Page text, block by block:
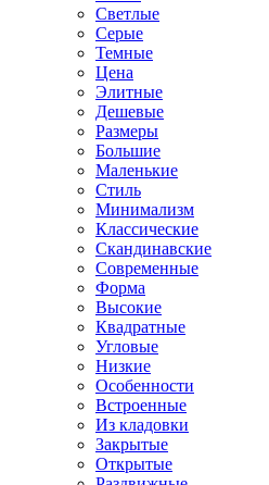
Светлые
Серые
Темные
Цена
Элитные
Дешевые
Размеры
Большие
Маленькие
Стиль
Минимализм
Классические
Скандинавские
Современные
Форма
Высокие
Квадратные
Угловые
Низкие
Особенности
Встроенные
Из кладовки
Закрытые
Открытые